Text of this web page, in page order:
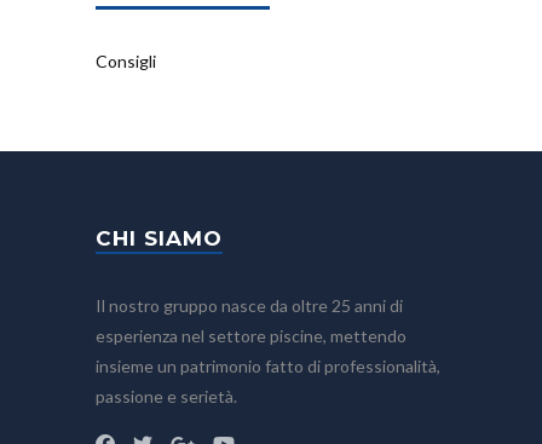
Consigli
CHI SIAMO
Il nostro gruppo nasce da oltre 25 anni di
esperienza nel settore piscine, mettendo
insieme un patrimonio fatto di professionalità,
passione e serietà.